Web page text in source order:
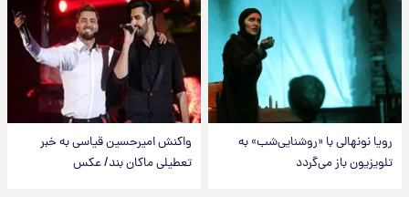
رویا نونهالی با «روشنایی‌شب» به
تلویزیون باز می‌گردد
واکنش امیرحسین قیاسی به خبر
تعطیلی ماکان بند/ عکس